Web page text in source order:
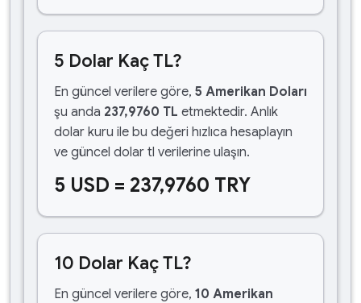
5 Dolar Kaç TL?
En güncel verilere göre, 5 Amerikan Doları
şu anda 237,9760 TL etmektedir. Anlık
dolar kuru ile bu değeri hızlıca hesaplayın
ve güncel dolar tl verilerine ulaşın.
5 USD = 237,9760 TRY
10 Dolar Kaç TL?
En güncel verilere göre, 10 Amerikan